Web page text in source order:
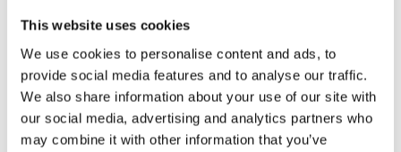
This website uses cookies
We use cookies to personalise content and ads, to
provide social media features and to analyse our traffic.
We also share information about your use of our site with
our social media, advertising and analytics partners who
may combine it with other information that you’ve
Bossy fargeblyaner 12 deler
36kr